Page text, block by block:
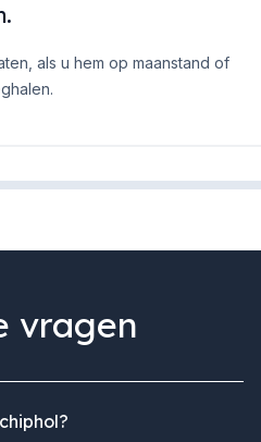
als u hem op maanstand of
vragen